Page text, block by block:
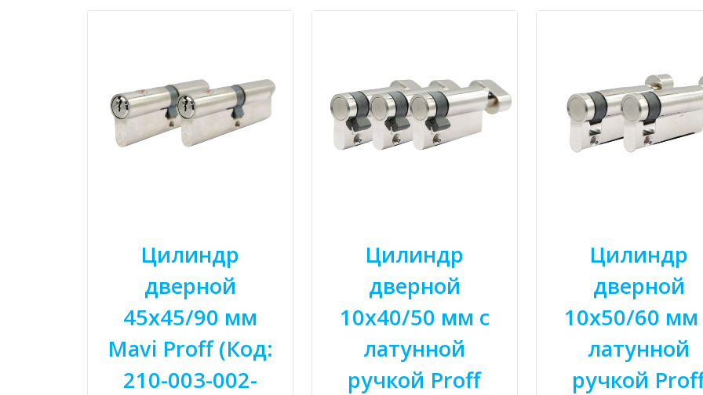
Цилиндр
дверной
45x45/90 мм
Mavi Proff (Код:
210-003-002-
Цилиндр
дверной
10x40/50 мм с
латунной
ручкой Proff
Цилиндр
дверной
10x50/60 мм
латунной
ручкой